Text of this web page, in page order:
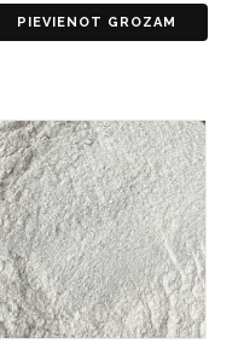
PIEVIENOT GROZAM